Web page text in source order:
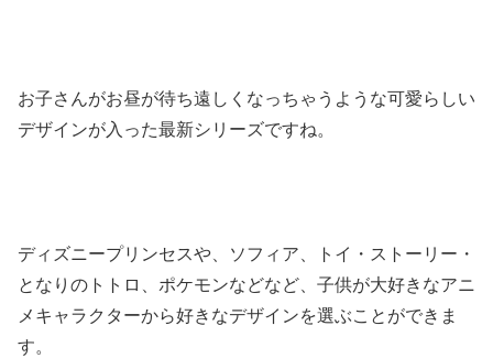
お子さんがお昼が待ち遠しくなっちゃうような可愛らしい
デザインが入った最新シリーズですね。
ディズニープリンセスや、ソフィア、トイ・ストーリー・
となりのトトロ、ポケモンなどなど、子供が大好きなアニ
メキャラクターから好きなデザインを選ぶことができま
す。